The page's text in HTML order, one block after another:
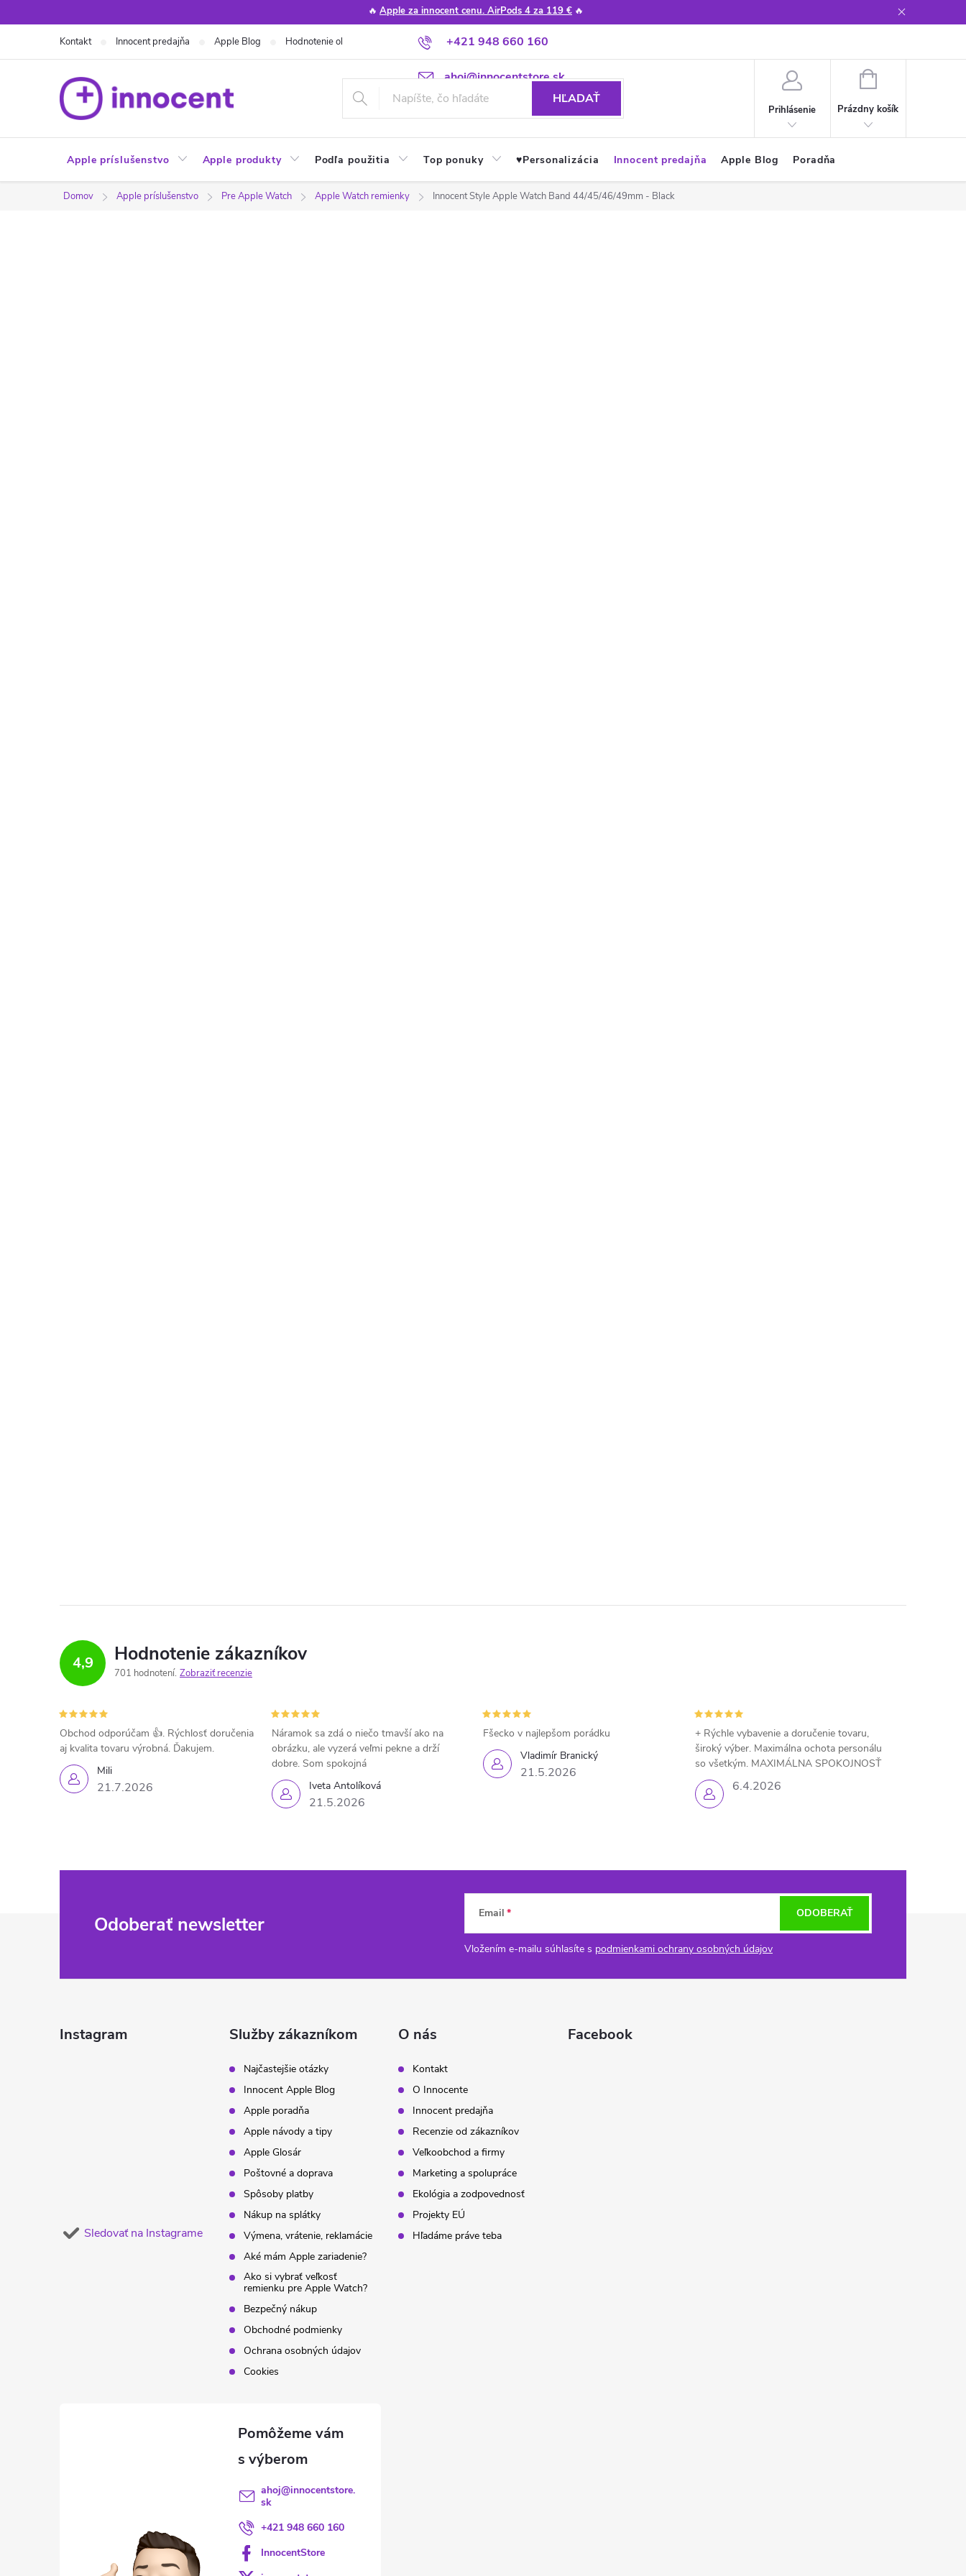
na
🔥 Apple za innocent cenu. AirPods 4 za 119 € 🔥
+421 948 660 160
ahoj@innocentstore.sk
Kontakt Innocent predajňa Apple Blog Hodnotenie obchodu Poradňa Apple návody a tipy
HĽADAŤ
Prihlásenie
NÁKUPNÝ
Prázdny košík
Apple príslušenstvo Apple produkty Podľa použitia Top ponuky ♥︎Personalizácia Innocent predajňa Apple Blog Poradňa
Domov Apple príslušenstvo Pre Apple Watch Apple Watch remienky Innocent Style Apple Watch Band 44/45/46/49mm - Black
4,9 Hodnotenie zákazníkov
701 hodnotení Zobraziť recenzie
Mili
21.7.2026
Obchod odporúčam 👍. Rýchlosť doručenia
aj kvalita tovaru výrobná. Ďakujem.
Iveta Antolíková
21.5.2026
Náramok sa zdá o niečo tmavší ako na
obrázku, ale vyzerá veľmi pekne a drží
dobre. Som spokojná
Vladimír Branický
21.5.2026
Fšecko v najlepšom porádku
6.4.2026
+ Rýchle vybavenie a doručenie tovaru,
široký výber. Maximálna ochota personálu
so všetkým. MAXIMÁLNA SPOKOJNOSŤ
Odoberať newsletter Email
Vložením e-mailu súhlasíte s podmienkami ochrany osobných údajov
ODOBERAŤ
Instagram
Sledovať na Instagrame
Služby zákazníkom
Najčastejšie otázky
Innocent Apple Blog
Apple poradňa
Apple návody a tipy
Apple Glosár
Poštovné a doprava
Spôsoby platby
Nákup na splátky
Výmena, vrátenie, reklamácie
Aké mám Apple zariadenie?
Ako si vybrať veľkosť
remienku pre Apple Watch?
Bezpečný nákup
Obchodné podmienky
Ochrana osobných údajov
Cookies
O nás
Kontakt
O Innocente
Innocent predajňa
Recenzie od zákazníkov
Veľkoobchod a firmy
Marketing a spolupráce
Ekológia a zodpovednosť
Projekty EÚ
Hľadáme práve teba
Facebook
ahoj@innocentstore.
sk
+421 948 660 160
InnocentStore